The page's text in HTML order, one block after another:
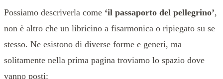
Possiamo descriverla come ‘il passaporto del pellegrino’,
non è altro che un libricino a fisarmonica o ripiegato su se
stesso. Ne esistono di diverse forme e generi, ma
solitamente nella prima pagina troviamo lo spazio dove
vanno posti: